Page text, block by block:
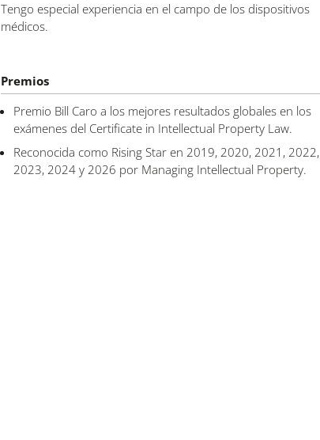
Tengo especial experiencia en el campo de los dispositivos
médicos.
Premios
Premio Bill Caro a los mejores resultados globales en los
exámenes del Certificate in Intellectual Property Law.
Reconocida como Rising Star en 2019, 2020, 2021, 2022,
2023, 2024 y 2026 por Managing Intellectual Property.